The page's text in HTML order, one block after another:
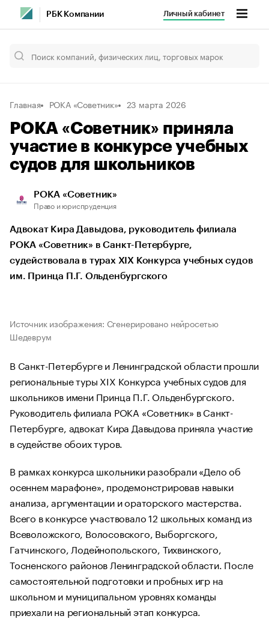
РБК Компании Личный кабинет
Главная РОКА «Советник» 23 марта 2026
РОКА «Советник» приняла
участие в конкурсе учебных
судов для школьников
РОКА «Советник»
Право и юриспруденция
Адвокат Кира Давыдова, руководитель филиала
РОКА «Советник» в Санкт-Петербурге,
судействовала в турах XIX Конкурса учебных судов
им. Принца П.Г. Ольденбургского
Источник изображения: Сгенерировано нейросетью
Шедеврум
В Санкт-Петербурге и Ленинградской области прошли
региональные туры XIX Конкурса учебных судов для
школьников имени Принца П.Г. Ольденбургского.
Руководитель филиала РОКА «Советник» в Санкт-
Петербурге, адвокат Кира Давыдова приняла участие
в судействе обоих туров.
В рамках конкурса школьники разобрали «Дело об
осеннем марафоне», продемонстрировав навыки
анализа, аргументации и ораторского мастерства.
Всего в конкурсе участвовало 12 школьных команд из
Всеволожского, Волосовского, Выборгского,
Гатчинского, Лодейнопольского, Тихвинского,
Тосненского районов Ленинградской области. После
самостоятельной подготовки и пробных игр на
школьном и муниципальном уровнях команды
приехали на региональный этап конкурса.